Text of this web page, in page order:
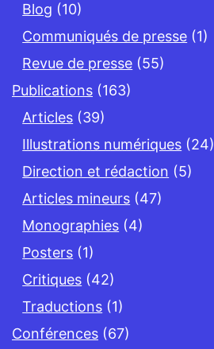
Blog (10)
Communiqués de presse (1)
Revue de presse (55)
Publications (163)
Articles (39)
Illustrations numériques (24)
Direction et rédaction (5)
Articles mineurs (47)
Monographies (4)
Posters (1)
Critiques (42)
Traductions (1)
Conférences (67)